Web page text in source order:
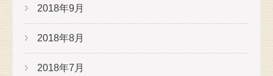
2018年9月
2018年8月
2018年7月